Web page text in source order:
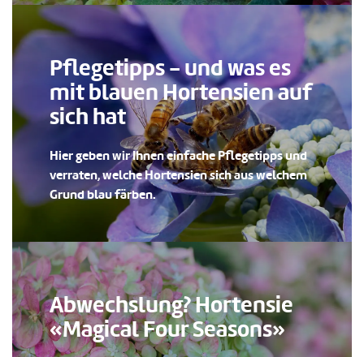
Pflegetipps - und was es
mit blauen Hortensien auf
sich hat
Hier geben wir Ihnen einfache Pflegetipps und
verraten, welche Hortensien sich aus welchem
Grund blau färben.
Abwechslung? Hortensie
«Magical Four Seasons»